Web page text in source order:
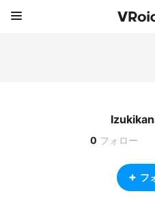
0 フォロー
フ